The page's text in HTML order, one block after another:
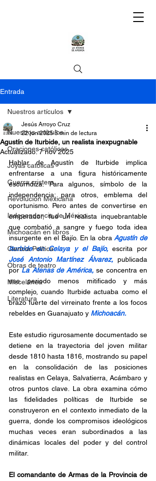
Entrada
Nuestros artículos
Oraciones católicas
Joyas católicas
Guerra cristera
Revolución Mexicana
Independencia de México
Michoacán en libros
Ciencia Política
Obras de teatro
Miscelánea
Literatura
Nuestros artículos
Agustín de Iturbide, un realista inexpugnable
Jesús Arroyo Cruz
22 jun 2025 5 min de lectura
Actualizado:7 nov 2025
Hablar de Agustín de Iturbide implica
enfrentarse a una figura históricamente
escurridiza. Para algunos, símbolo de la
independencia; para otros, emblema del
oportunismo. Pero antes de convertirse en
emperador, fue un realista inquebrantable
que combatió a sangre y fuego toda idea
insurgente en el Bajío. En la obra Agustín de
Iturbide en Celaya y el Bajío,
José Antonio Martínez Álvarez, publicada
por La Atenas de América, se concentra en
ese periodo menos mitificado y más
complejo, cuando Iturbide actuaba como el
brazo fuerte del virreinato frente a los focos
rebeldes en Guanajuato y Michoacán.
Este estudio rigurosamente documentado se
detiene en la trayectoria del joven militar
desde 1810 hasta 1816, mostrando su papel
en la consolidación de las posiciones
realistas en Celaya, Salvatierra, Acámbaro y
otros puntos clave. La obra examina cómo
las fidelidades políticas de Iturbide se
construyeron en el contexto inmediato de la
guerra, donde los compromisos ideológicos
muchas veces eran subordinados a las
dinámicas locales del poder y del control
militar.
El comandante de Armas de la Provincia de